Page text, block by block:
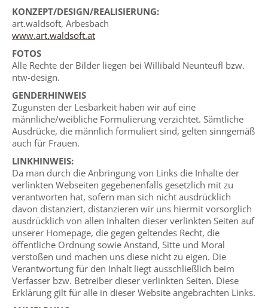
KONZEPT/DESIGN/REALISIERUNG:
art.waldsoft, Arbesbach
www.art.waldsoft.at
FOTOS
Alle Rechte der Bilder liegen bei Willibald Neunteufl bzw.
ntw-design.
GENDERHINWEIS
Zugunsten der Lesbarkeit haben wir auf eine
männliche/weibliche Formulierung verzichtet. Sämtliche
Ausdrücke, die männlich formuliert sind, gelten sinngemäß
auch für Frauen.
LINKHINWEIS:
Da man durch die Anbringung von Links die Inhalte der
verlinkten Webseiten gegebenenfalls gesetzlich mit zu
verantworten hat, sofern man sich nicht ausdrücklich
davon distanziert, distanzieren wir uns hiermit vorsorglich
ausdrücklich von allen Inhalten dieser verlinkten Seiten auf
unserer Homepage, die gegen geltendes Recht, die
öffentliche Ordnung sowie Anstand, Sitte und Moral
verstoßen und machen uns diese nicht zu eigen. Die
Verantwortung für den Inhalt liegt ausschließlich beim
Verfasser bzw. Betreiber dieser verlinkten Seiten. Diese
Erklärung gilt für alle in dieser Website angebrachten Links.